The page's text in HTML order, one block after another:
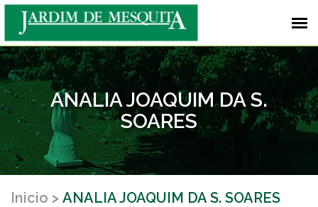
ANALIA JOAQUIM DA S.
SOARES
Inicio ANALIA JOAQUIM DA S. SOARES